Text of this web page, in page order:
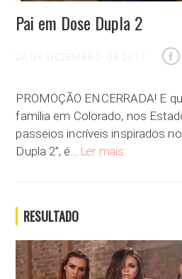
Pai em Dose Dupla 2
20 DE DEZEMBRO DE 2017
PROMOÇÃO ENCERRADA! E
família em Colorado, nos
passeios incríveis inspirados
Dupla 2”, é… Ler mais
RESULTADO